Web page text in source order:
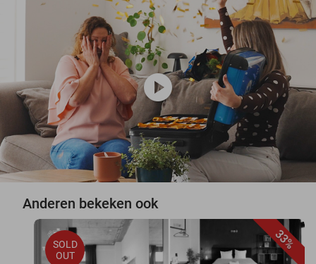
play_circle
Anderen bekeken ook
33%
SOLD
OUT